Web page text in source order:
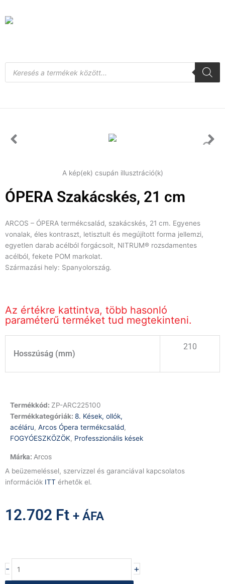
to
Products
search
A kép(ek) csupán illusztráció(k)
ÓPERA Szakácskés, 21 cm
ARCOS – ÓPERA termékcsalád, szakácskés, 21 cm. Egyenes
vonalak, éles kontraszt, letisztult és megújított forma jellemzi,
egyetlen darab acélból forgácsolt, NITRUM® rozsdamentes
acélból, fekete POM markolat.
Származási hely: Spanyolország.
Az értékre kattintva, több hasonló
paraméterű terméket tud megtekinteni.
Hosszúság (mm)
210
Termékkód: ZP-ARC225100
Termékkategóriák: 8. Kések, ollók,
acéláru, Arcos Ópera termékcsalád,
FOGYÓESZKÖZÖK, Professzionális kések
Arcos
A beüzemeléssel, szervizzel és garanciával kapcsolatos
információk ITT érhetők el.
12.702 Ft + ÁFA
-
Szakácskés,
+